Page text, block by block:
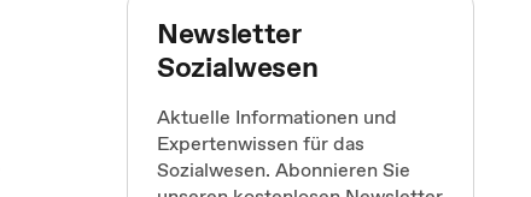
Newsletter
Sozialwesen
Aktuelle Informationen und
Expertenwissen für das
Sozialwesen. Abonnieren Sie